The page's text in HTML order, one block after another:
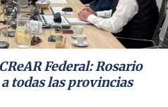
Federal: Rosario
todas las provincias